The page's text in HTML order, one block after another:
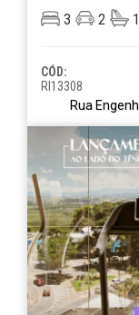
3
2 1
CÓD:
RI13308
Rua